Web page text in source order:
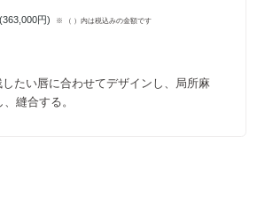
(363,000円) ※ （ ）内は税込みの金額です
たい唇に合わせてデザインし、局所麻
縫合する。